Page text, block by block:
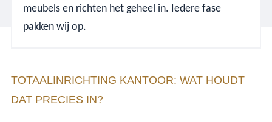
meubels en richten het geheel in. Iedere fase
pakken wij op.
TOTAALINRICHTING KANTOOR: WAT HOUDT
DAT PRECIES IN?